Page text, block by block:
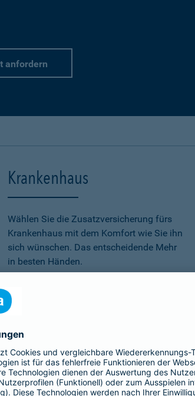
anfordern
Krankenhaus
Wählen Sie die Zusatzversicherung fürs
Krankenhaus mit dem Komfort wie Sie ihn
sich wünschen. Das entscheidende Mehr
in besten Händen.
Mehr Komfort